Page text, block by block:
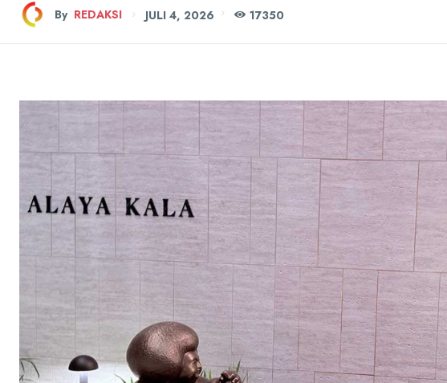
By REDAKSI JULI 4, 2026 17350